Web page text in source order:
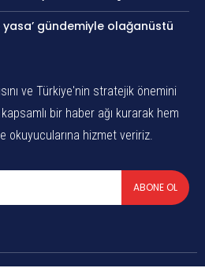
yasa’ gündemiyle olağanüstü
ve Türkiye'nin stratejik önemini
bir haber ağı kurarak hem
okuyucularına hizmet veririz.
ABONE OL